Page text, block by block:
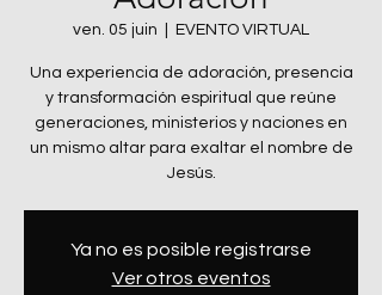
ven. 05 juin EVENTO VIRTUAL
Una experiencia de adoración, presencia
y transformación espiritual que reúne
generaciones, ministerios y naciones en
un mismo altar para exaltar el nombre de
Jesús.
Ya no es posible registrarse
Ver otros eventos